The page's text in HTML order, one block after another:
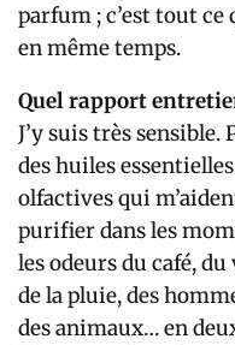
parfum ; c’est tout ce
en même temps.
Quel rapport
J’y suis très
des huiles
olfactives qui
purifier dans les
les odeurs du café,
de la pluie, des
des animaux… en